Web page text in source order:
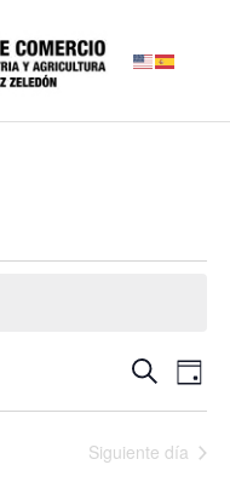
y
Buscar
de
de
Día
Siguiente día